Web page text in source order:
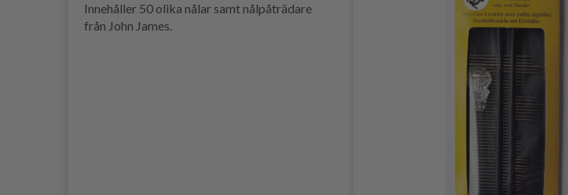
Innehåller 50 olika nålar samt nålpåträdare
från John James.